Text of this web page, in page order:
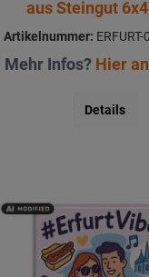
aus Steingut
Artikelnummer:
Mehr Infos? Hier
Details